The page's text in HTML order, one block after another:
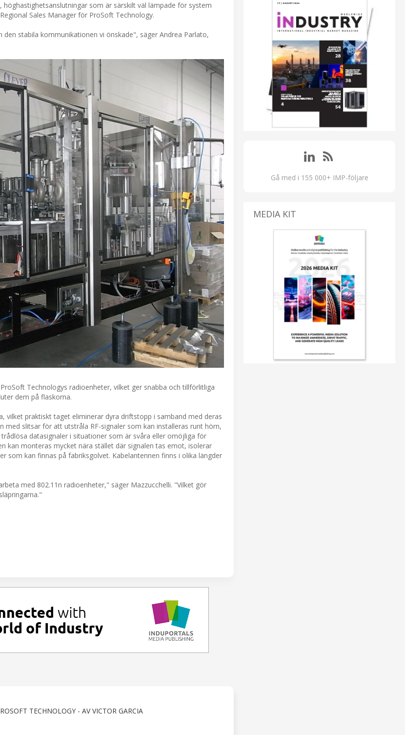
som är särskilt väl lämpade för system
Sales Manager för ProSoft Technology.
stabila kommunikationen vi önskade", säger Andrea Parlato,
Technologys radioenheter, vilket ger snabba och tillförlitliga
dem på flaskorna.
vilket praktiskt taget eliminerar dyra driftstopp i samband med deras
med slitsar för att utstråla RF-signaler som kan installeras runt hörn,
datasignaler i situationer som är svåra eller omöjliga för
kan monteras mycket nära stället där signalen tas emot, isolerar
som kan finnas på fabriksgolvet. Kabelantennen finns i olika längder
med 802.11n radioenheter," säger Mazzucchelli. "Vilket gör
TECHNOLOGY - AV VICTOR GARCIA
Gå med i 155 000+ IMP-följare
MEDIA KIT